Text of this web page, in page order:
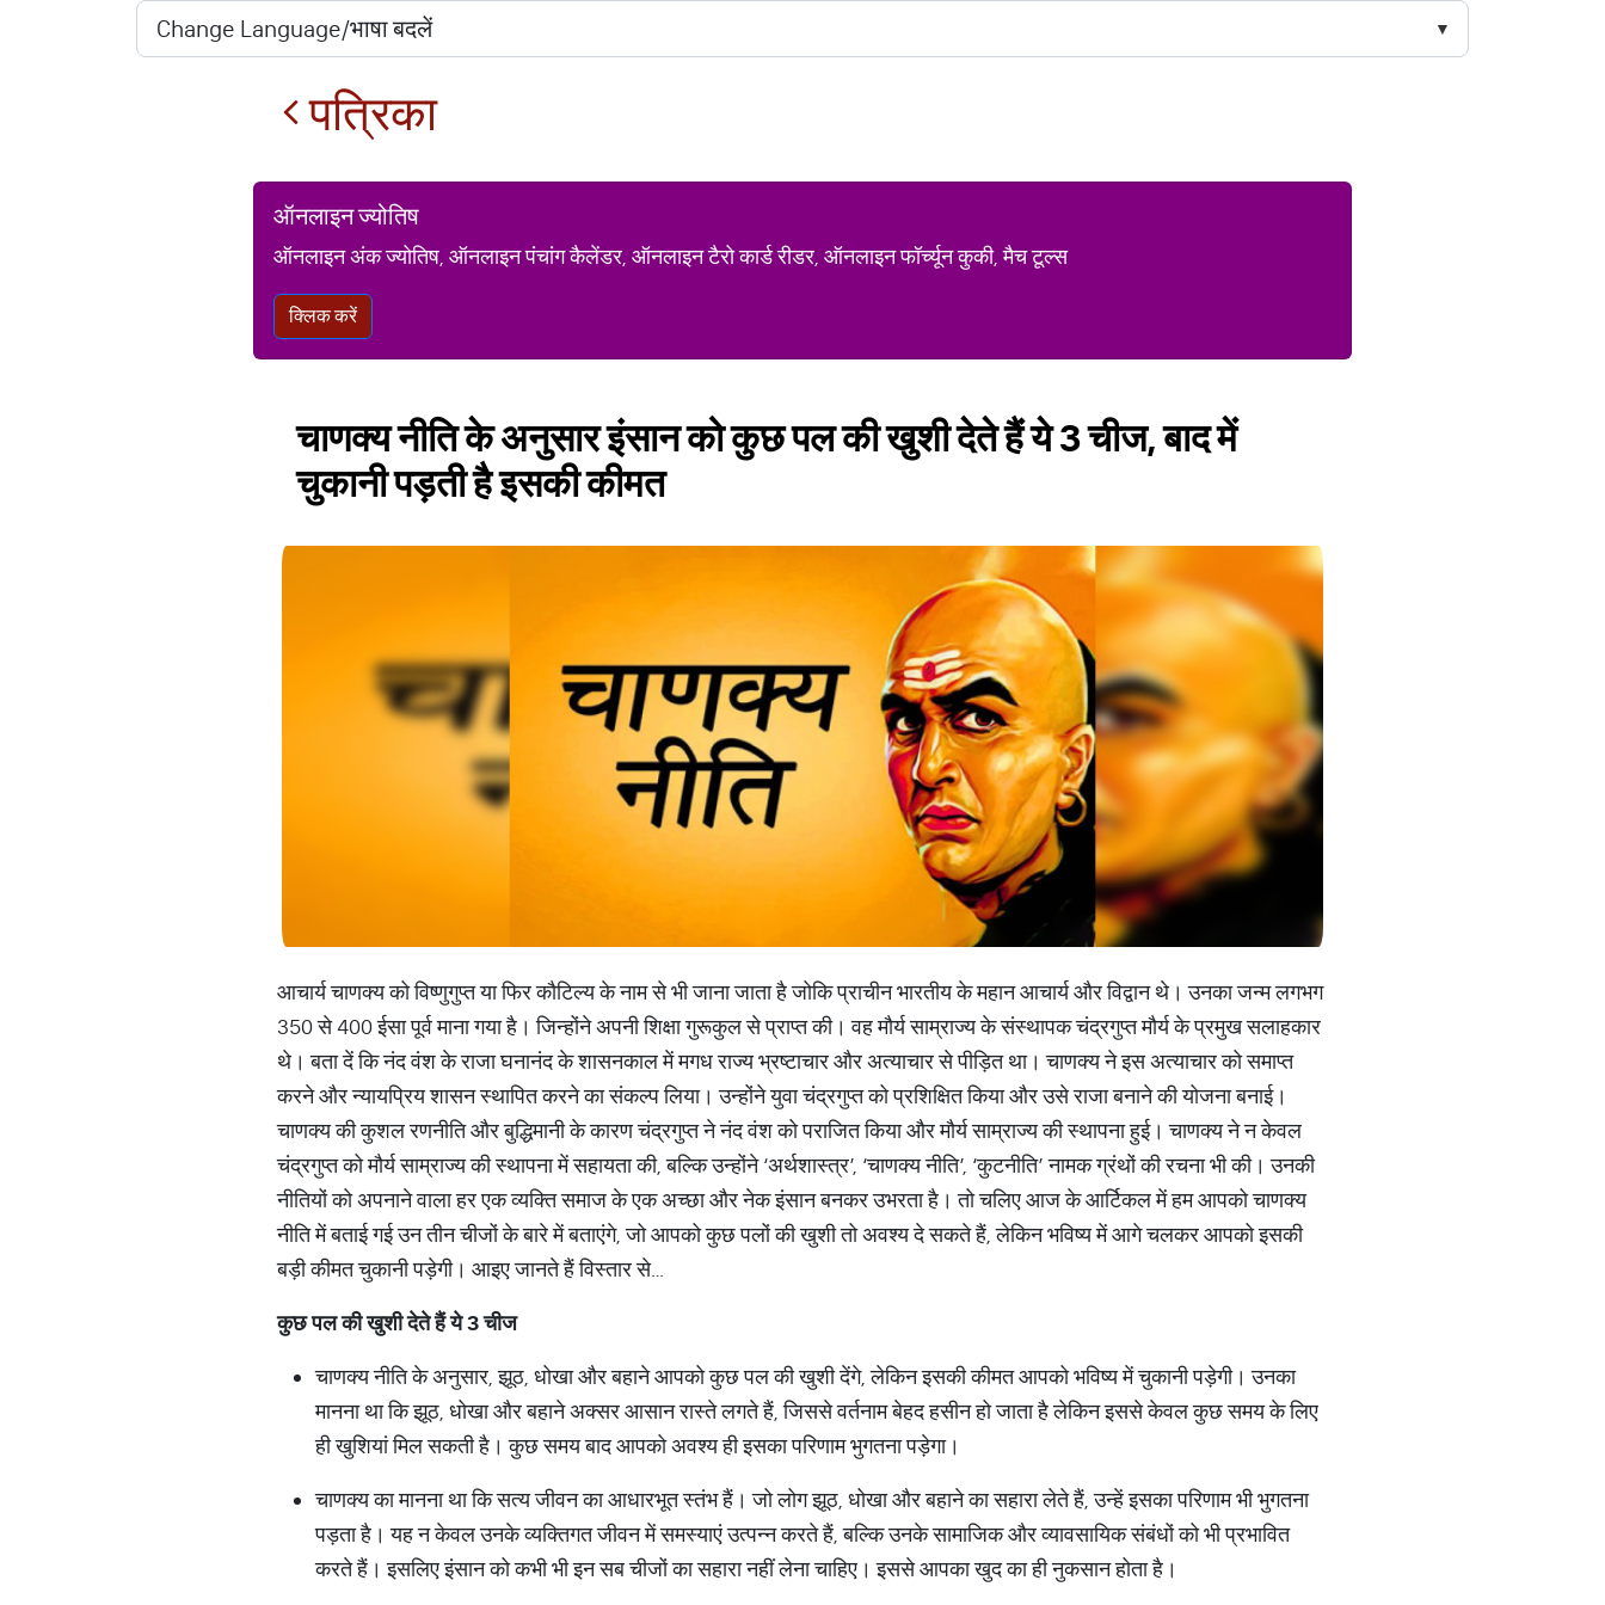
पत्रिका
ऑनलाइन ज्योतिष
ऑनलाइन अंक ज्योतिष, ऑनलाइन पंचांग कैलेंडर, ऑनलाइन टैरो कार्ड रीडर, ऑनलाइन फॉर्च्यून कुकी, मैच टूल्स
क्लिक करें
चाणक्य नीति के अनुसार इंसान को कुछ पल की खुशी देते हैं ये 3 चीज, बाद में
चुकानी पड़ती है इसकी कीमत
आचार्य चाणक्य को विष्णुगुप्त या फिर कौटिल्य के नाम से भी जाना जाता है जोकि प्राचीन भारतीय के महान आचार्य और विद्वान थे। उनका जन्म लगभग
350 से 400 ईसा पूर्व माना गया है। जिन्होंने अपनी शिक्षा गुरूकुल से प्राप्त की। वह मौर्य साम्राज्य के संस्थापक चंद्रगुप्त मौर्य के प्रमुख सलाहकार
थे। बता दें कि नंद वंश के राजा घनानंद के शासनकाल में मगध राज्य भ्रष्टाचार और अत्याचार से पीड़ित था। चाणक्य ने इस अत्याचार को समाप्त
करने और न्यायप्रिय शासन स्थापित करने का संकल्प लिया। उन्होंने युवा चंद्रगुप्त को प्रशिक्षित किया और उसे राजा बनाने की योजना बनाई।
चाणक्य की कुशल रणनीति और बुद्धिमानी के कारण चंद्रगुप्त ने नंद वंश को पराजित किया और मौर्य साम्राज्य की स्थापना हुई। चाणक्य ने न केवल
चंद्रगुप्त को मौर्य साम्राज्य की स्थापना में सहायता की, बल्कि उन्होंने ‘अर्थशास्त्र’, ‘चाणक्य नीति’, ‘कुटनीति’ नामक ग्रंथों की रचना भी की। उनकी
नीतियों को अपनाने वाला हर एक व्यक्ति समाज के एक अच्छा और नेक इंसान बनकर उभरता है। तो चलिए आज के आर्टिकल में हम आपको चाणक्य
नीति में बताई गई उन तीन चीजों के बारे में बताएंगे, जो आपको कुछ पलों की खुशी तो अवश्य दे सकते हैं, लेकिन भविष्य में आगे चलकर आपको इसकी
बड़ी कीमत चुकानी पड़ेगी। आइए जानते हैं विस्तार से…
कुछपलकीखुशीदेतेहैंये3चीज
चाणक्य नीति के अनुसार, झूठ, धोखा और बहाने आपको कुछ पल की खुशी देंगे, लेकिन इसकी कीमत आपको भविष्य में चुकानी पड़ेगी। उनका
मानना था कि झूठ, धोखा और बहाने अक्सर आसान रास्ते लगते हैं, जिससे वर्तनाम बेहद हसीन हो जाता है लेकिन इससे केवल कुछ समय के लिए
ही खुशियां मिल सकती है। कुछ समय बाद आपको अवश्य ही इसका परिणाम भुगतना पड़ेगा।
चाणक्य का मानना था कि सत्य जीवन का आधारभूत स्तंभ हैं। जो लोग झूठ, धोखा और बहाने का सहारा लेते हैं, उन्हें इसका परिणाम भी भुगतना
पड़ता है। यह न केवल उनके व्यक्तिगत जीवन में समस्याएं उत्पन्न करते हैं, बल्कि उनके सामाजिक और व्यावसायिक संबंधों को भी प्रभावित
करते हैं। इसलिए इंसान को कभी भी इन सब चीजों का सहारा नहीं लेना चाहिए। इससे आपका खुद का ही नुकसान होता है।